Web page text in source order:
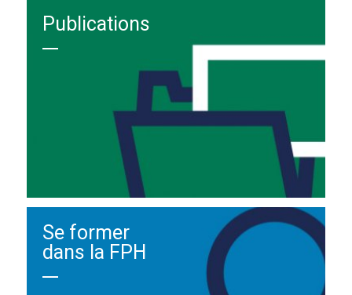
Publications
Se former
dans la FPH